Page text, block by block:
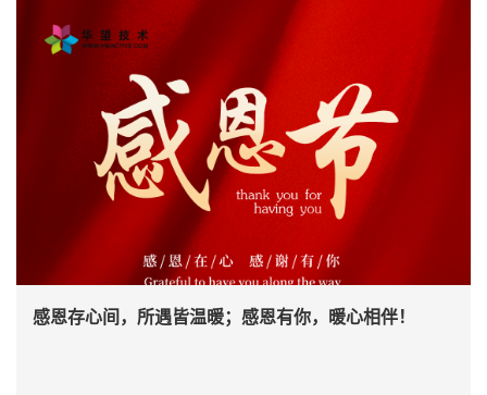
感恩存心间，所遇皆温暖；感恩有你，暖心相伴！